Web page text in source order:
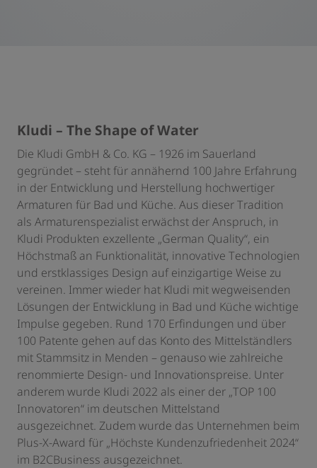
Kludi – The Shape of Water
Die Kludi GmbH & Co. KG – 1926 im Sauerland
gegründet – steht für annähernd 100 Jahre Erfahrung
in der Entwicklung und Herstellung hochwertiger
Armaturen für Bad und Küche. Aus dieser Tradition
als Armaturenspezialist erwächst der Anspruch, in
Kludi Produkten exzellente „German Quality“, ein
Höchstmaß an Funktionalität, innovative Technologien
und erstklassiges Design auf einzigartige Weise zu
vereinen. Immer wieder hat Kludi mit wegweisenden
Lösungen der Entwicklung in Bad und Küche wichtige
Impulse gegeben. Rund 170 Erfindungen und über
100 Patente gehen auf das Konto des Mittelständlers
mit Stammsitz in Menden – genauso wie zahlreiche
renommierte Design- und Innovationspreise. Unter
anderem wurde Kludi 2022 als einer der „TOP 100
Innovatoren“ im deutschen Mittelstand
ausgezeichnet. Zudem wurde das Unternehmen beim
Plus-X-Award für „Höchste Kundenzufriedenheit 2024“
im B2CBusiness ausgezeichnet.